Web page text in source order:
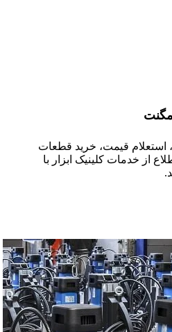
مگنت
استعلام قیمت،‌ خرید قطعات
از خدمات کلینیک ابزار با